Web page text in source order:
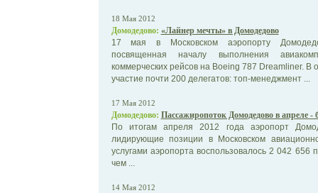
18 Мая 2012
Домодедово: «Лайнер мечты» в Домодедово
17 мая в Московском аэропорту
посвященная началу выполнения
коммерческих рейсов на Boeing 787 Dreamliner.
участие почти 200 делегатов: топ-менеджмент ...
17 Мая 2012
Домодедово: Пассажиропоток Домодедово в апреле -
По итогам апреля 2012 года аэропорт
лидирующие позиции в Московском
услугами аэропорта воспользовалось 2 042 656
чем ...
14 Мая 2012